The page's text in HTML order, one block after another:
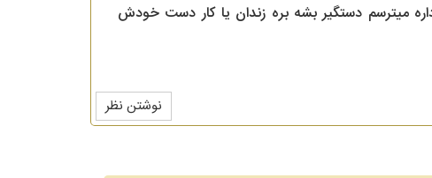
میترسم دستگیر بشه بره زندان یا کار دست خودش
نوشتن نظر